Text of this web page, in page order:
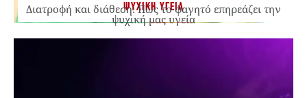
ΨΥΧΙΚΗ ΥΓΕΙΑ
Διατροφή και διάθεση: Πώς το φαγητό επηρεάζει την
ψυχική μας υγεία